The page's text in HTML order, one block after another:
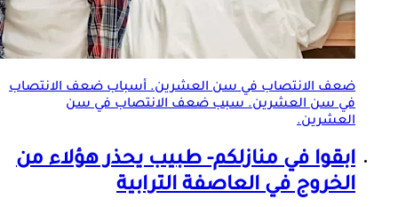
ضعف الانتصاب في سن العشرين. أسباب ضعف الانتصاب
في سن العشرين. سبب ضعف الانتصاب في سن
العشرين.
ابقوا في منازلكم- طبيب يحذر هؤلاء من
الخروج في العاصفة الترابية